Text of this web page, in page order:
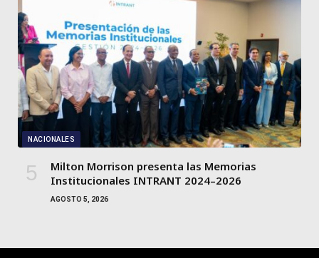
NACIONALES
Milton Morrison presenta las Memorias
Institucionales INTRANT 2024–2026
AGOSTO 5, 2026